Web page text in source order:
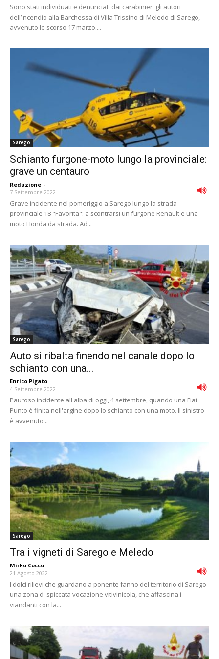
Sono stati individuati e denunciati dai carabinieri gli autori
dell’incendio alla Barchessa di Villa Trissino di Meledo di Sarego,
avvenuto lo scorso 17 marzo....
Sarego
Schianto furgone-moto lungo la provinciale:
grave un centauro
Redazione -
7 Settembre 2022
Grave incidente nel pomeriggio a Sarego lungo la strada
provinciale 18 "Favorita": a scontrarsi un furgone Renault e una
moto Honda da strada. Ad...
Sarego
Auto si ribalta finendo nel canale dopo lo
schianto con una...
Enrico Pigato -
4 Settembre 2022
Pauroso incidente all'alba di oggi, 4 settembre, quando una Fiat
Punto è finita nell'argine dopo lo schianto con una moto. Il sinistro
è avvenuto...
Sarego
Tra i vigneti di Sarego e Meledo
Mirko Cocco -
21 Agosto 2022
I dolci rilievi che guardano a ponente fanno del territorio di Sarego
una zona di spiccata vocazione vitivinicola, che affascina i
viandanti con la...